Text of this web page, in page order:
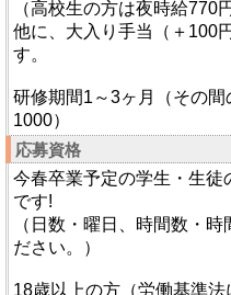
（高校生の方は夜時給770円
他に、大入り手当（＋100
す。
研修期間1～3ヶ月（その
1000）
応募資格
今春卒業予定の学生・生徒
です!
（日数・曜日、時間数・
ださい。）
18歳以上の方（労働基準法